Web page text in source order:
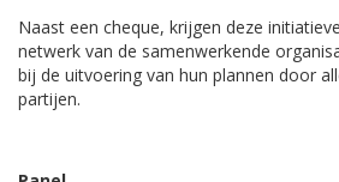
Naast een cheque, krijgen deze
netwerk van de samenwerkende
bij de uitvoering van hun plannen door
partijen.